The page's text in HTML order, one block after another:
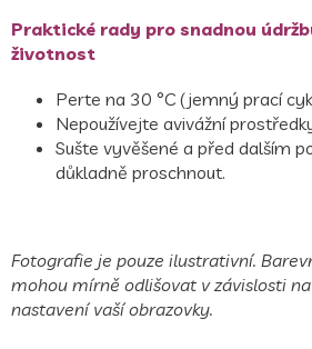
Praktické rady pro snadnou
životnost
Perte na 30 °C (jemný prací
Nepoužívejte avivážní
Sušte vyvěšené a před dalším
důkladně proschnout.
Fotografie je pouze ilustrativní.
mohou mírně odlišovat v závislosti
nastavení vaší obrazovky.